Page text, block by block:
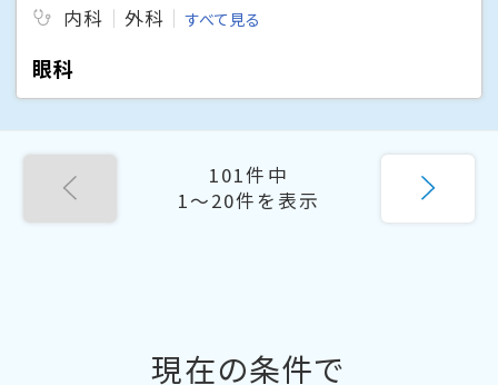
内科
外科 すべて見る
眼科
101件中
1〜20件を表示
現在の条件で